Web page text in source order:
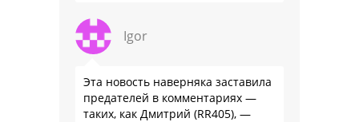
Igor
Эта новость наверняка заставила
предателей в комментариях —
таких, как Дмитрий (RR405), —